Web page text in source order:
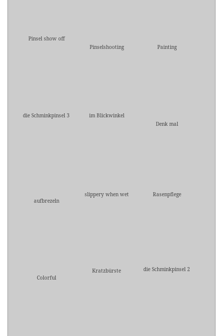
Pinsel show off
Pinselshooting
Painting
die Schminkpinsel 3
im Blickwinkel
Denk mal
aufbrezeln
slippery when wet Rasenpflege
Colorful
Kratzbürste die Schminkpinsel 2